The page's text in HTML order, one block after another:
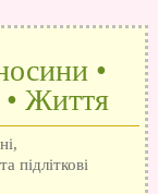
•
• Життя
підліткові